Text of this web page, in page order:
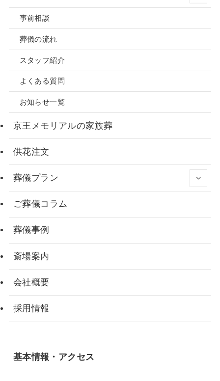
事前相談
葬儀の流れ
スタッフ紹介
よくある質問
お知らせ一覧
京王メモリアルの家族葬
供花注文
葬儀プラン
ご葬儀コラム
葬儀事例
斎場案内
会社概要
採用情報
基本情報・アクセス